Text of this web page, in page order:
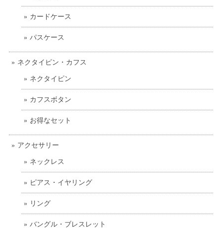
カードケース
パスケース
ネクタイピン・カフス
ネクタイピン
カフスボタン
お得なセット
アクセサリー
ネックレス
ピアス・イヤリング
リング
バングル・ブレスレット